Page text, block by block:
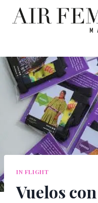
Saltar
IN FLIGHT
Vuelos